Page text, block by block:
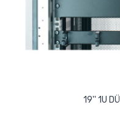
19'' 1U